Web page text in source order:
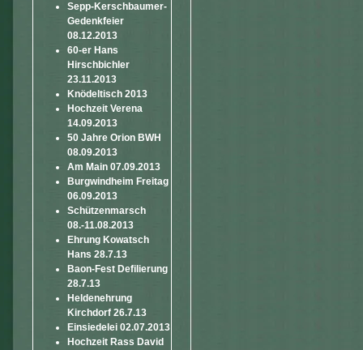
Sepp-Kerschbaumer-
Gedenkfeier
08.12.2013
60-er Hans
Hirschbichler
23.11.2013
Knödeltisch 2013
Hochzeit Verena
14.09.2013
50 Jahre Orion BWH
08.09.2013
Am Main 07.09.2013
Burgwindheim Freitag
06.09.2013
Schützenmarsch
08.-11.08.2013
Ehrung Kowatsch
Hans 28.7.13
Baon-Fest Defilierung
28.7.13
Heldenehrung
Kirchdorf 26.7.13
Einsiedelei 02.07.2013
Hochzeit Rass David